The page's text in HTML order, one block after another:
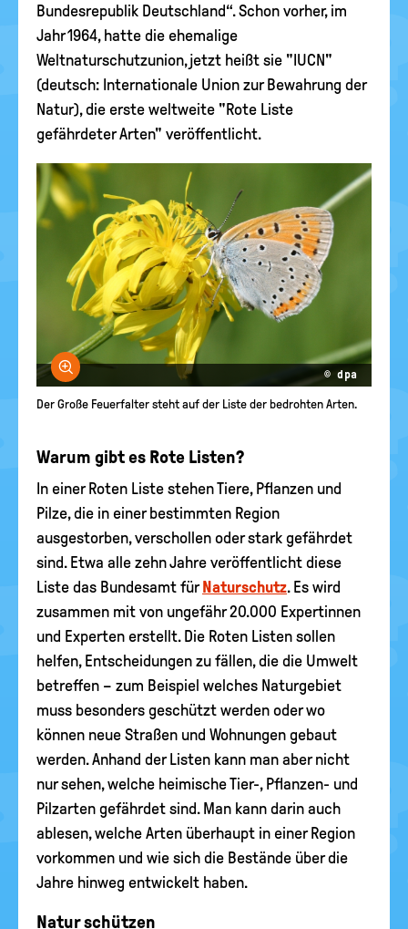
Bundesrepublik Deutschland“. Schon vorher, im
Jahr 1964, hatte die ehemalige
Weltnaturschutzunion, jetzt heißt sie "IUCN"
(deutsch: Internationale Union zur Bewahrung der
Natur), die erste weltweite "Rote Liste
gefährdeter Arten" veröffentlicht.
Bild vergrößern
© dpa
Der Große Feuerfalter steht auf der Liste der bedrohten Arten.
Warum gibt es Rote Listen?
In einer Roten Liste stehen Tiere, Pflanzen und
Pilze, die in einer bestimmten Region
ausgestorben, verschollen oder stark gefährdet
sind. Etwa alle zehn Jahre veröffentlicht diese
Liste das Bundesamt für Naturschutz. Es wird
zusammen mit von ungefähr 20.000 Expertinnen
und Experten erstellt. Die Roten Listen sollen
helfen, Entscheidungen zu fällen, die die Umwelt
betreffen – zum Beispiel welches Naturgebiet
muss besonders geschützt werden oder wo
können neue Straßen und Wohnungen gebaut
werden. Anhand der Listen kann man aber nicht
nur sehen, welche heimische Tier-, Pflanzen- und
Pilzarten gefährdet sind. Man kann darin auch
ablesen, welche Arten überhaupt in einer Region
vorkommen und wie sich die Bestände über die
Jahre hinweg entwickelt haben.
Natur schützen